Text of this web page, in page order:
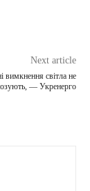
Next article
вимкнення світла не
— Укренерго